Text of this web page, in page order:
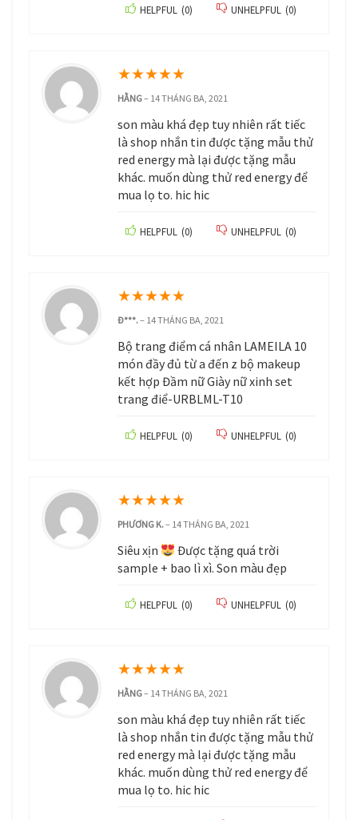
HELPFUL (0) UNHELPFUL (0)
★★★★★
HẰNG– 14 THÁNG BA, 2021
son màu khá đẹp tuy nhiên rất tiếc
là shop nhắn tin được tặng mẫu thử
red energy mà lại được tặng mẫu
khác. muốn dùng thử red energy để
mua lọ to. hic hic
HELPFUL (0) UNHELPFUL (0)
★★★★★
Đ***.– 14 THÁNG BA, 2021
Bộ trang điểm cá nhân LAMEILA 10
món đầy đủ từ a đến z bộ makeup
kết hợp Đầm nữ Giày nữ xinh set
trang điể-URBLML-T10
HELPFUL (0) UNHELPFUL (0)
★★★★★
PHƯƠNG K.– 14 THÁNG BA, 2021
Siêu xịn
Được tặng quá trời
sample + bao lì xì. Son màu đẹp
HELPFUL (0) UNHELPFUL (0)
★★★★★
HẰNG– 14 THÁNG BA, 2021
son màu khá đẹp tuy nhiên rất tiếc
là shop nhắn tin được tặng mẫu thử
red energy mà lại được tặng mẫu
khác. muốn dùng thử red energy để
mua lọ to. hic hic